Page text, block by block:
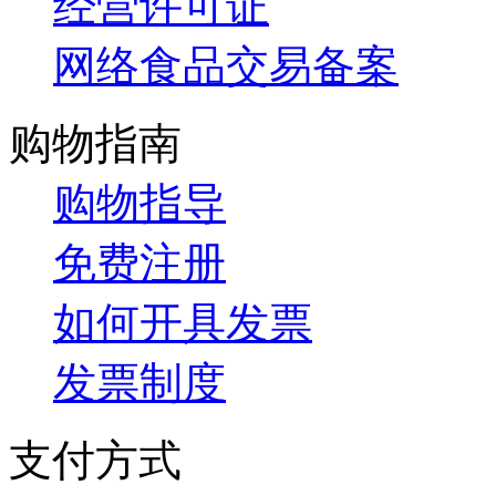
网络食品交易备案
购物指南
购物指导
免费注册
如何开具发票
发票制度
支付方式